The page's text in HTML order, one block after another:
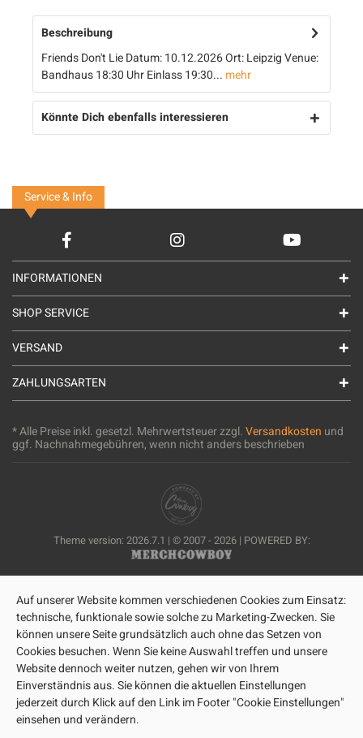
Beschreibung
Friends Don't Lie Datum: 10.12.2026 Ort: Leipzig Venue:
Bandhaus 18:30 Uhr Einlass 19:30... mehr
Könnte Dich ebenfalls interessieren
Service & Info
INFORMATIONEN
SHOP SERVICE
VERSAND
ZAHLUNGSARTEN
* Alle Preise inkl. gesetzl. Mehrwertsteuer zzgl.Versandkosten und
ggf. Nachnahmegebühren, wenn nicht anders beschrieben
Theme version: 2026.7.1 | © 2007 - 2026 | POWERED BY:
Auf unserer Website kommen verschiedenen Cookies zum Einsatz:
technische, funktionale sowie solche zu Marketing-Zwecken. Sie
können unsere Seite grundsätzlich auch ohne das Setzen von
Cookies besuchen. Wenn Sie keine Auswahl treffen und unsere
Website dennoch weiter nutzen, gehen wir von Ihrem
Einverständnis aus. Sie können die aktuellen Einstellungen
jederzeit durch Klick auf den Link im Footer "Cookie Einstellungen"
einsehen und verändern.